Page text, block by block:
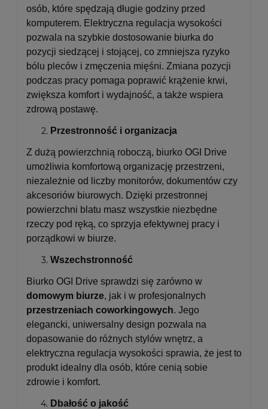
osób, które spędzają długie godziny przed
komputerem. Elektryczna regulacja wysokości
pozwala na szybkie dostosowanie biurka do
pozycji siedzącej i stojącej, co zmniejsza ryzyko
bólu pleców i zmęczenia mięśni. Zmiana pozycji
podczas pracy pomaga poprawić krążenie krwi,
zwiększa komfort i wydajność, a także wspiera
zdrową postawę.
Przestronność i organizacja
Z dużą powierzchnią roboczą, biurko OGI Drive
umożliwia komfortową organizację przestrzeni,
niezależnie od liczby monitorów, dokumentów czy
akcesoriów biurowych. Dzięki przestronnej
powierzchni blatu masz wszystkie niezbędne
rzeczy pod ręką, co sprzyja efektywnej pracy i
porządkowi w biurze.
Wszechstronność
Biurko OGI Drive sprawdzi się zarówno w
domowym biurze, jak i w profesjonalnych
przestrzeniach coworkingowych. Jego
elegancki, uniwersalny design pozwala na
dopasowanie do różnych stylów wnętrz, a
elektryczna regulacja wysokości sprawia, że jest to
produkt idealny dla osób, które cenią sobie
zdrowie i komfort.
Dbałość o jakość